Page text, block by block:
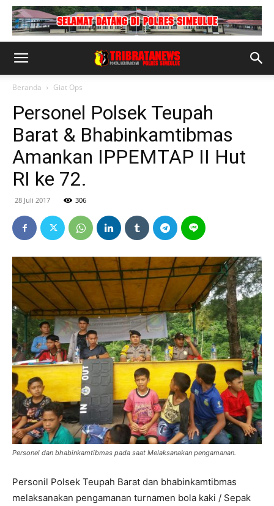
Beranda Giat Ops
Personel Polsek Teupah
Barat & Bhabinkamtibmas
Amankan IPPEMTAP II Hut
RI ke 72.
28 Juli 2017 306
Personel dan bhabinkamtibmas pada saat Melaksanakan pengamanan.
Personil Polsek Teupah Barat dan bhabinkamtibmas
melaksanakan pengamanan turnamen bola kaki / Sepak